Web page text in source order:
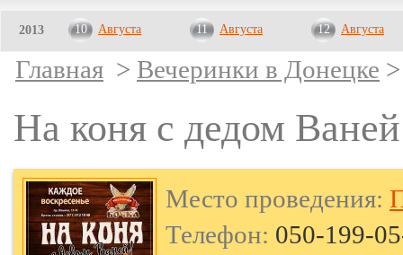
2013 10 Августа 11 Августа 12 Августа
Главная > Вечеринки в Донецке
На коня с дедом Ваней
Место проведения:
Телефон: 050-199-